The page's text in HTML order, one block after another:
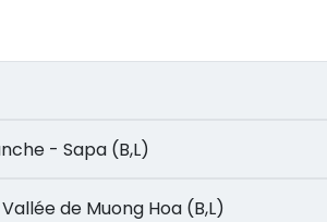
- Sapa (B,L)
- Vallée de Muong Hoa (B,L)